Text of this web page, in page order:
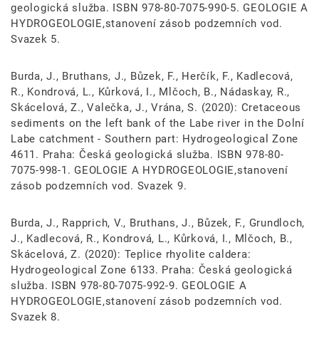
geologická služba. ISBN 978-80-7075-990-5. GEOLOGIE A
HYDROGEOLOGIE,stanovení zásob podzemních vod.
Svazek 5.
Burda, J., Bruthans, J., Bůzek, F., Herčík, F., Kadlecová,
R., Kondrová, L., Kůrková, I., Mlčoch, B., Nádaskay, R.,
Skácelová, Z., Valečka, J., Vrána, S. (2020): Cretaceous
sediments on the left bank of the Labe river in the Dolní
Labe catchment - Southern part: Hydrogeological Zone
4611. Praha: Česká geologická služba. ISBN 978-80-
7075-998-1. GEOLOGIE A HYDROGEOLOGIE,stanovení
zásob podzemních vod. Svazek 9.
Burda, J., Rapprich, V., Bruthans, J., Bůzek, F., Grundloch,
J., Kadlecová, R., Kondrová, L., Kůrková, I., Mlčoch, B.,
Skácelová, Z. (2020): Teplice rhyolite caldera:
Hydrogeological Zone 6133. Praha: Česká geologická
služba. ISBN 978-80-7075-992-9. GEOLOGIE A
HYDROGEOLOGIE,stanovení zásob podzemních vod.
Svazek 8.